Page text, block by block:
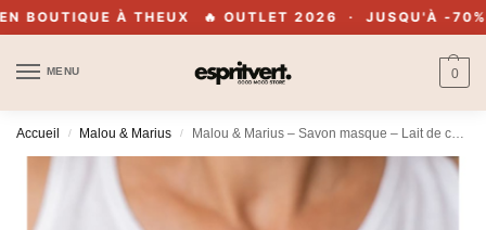
À THEUX 🔥 OUTLET 2026 · JUSQU'À -70% ·
MENU 0
Accueil / Malou & Marius / Malou & Marius – Savon masque – Lait de chèvre